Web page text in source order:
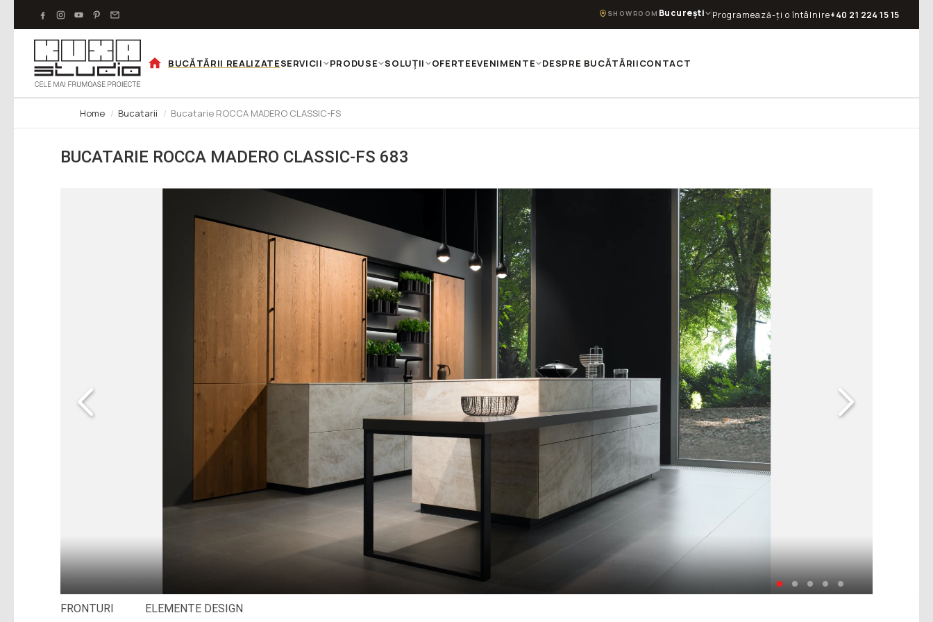
SHOWROOM București Programează-ți o întâlnire+40 21 224 15 15
BUCĂTĂRII REALIZATESERVICII PRODUSE SOLUȚII OFERTEEVENIMENTE DESPRE BUCĂTĂRIICONTACT
Home Bucatarii Bucatarie ROCCA MADERO CLASSIC-FS
BUCATARIE ROCCA MADERO CLASSIC-FS 683
FRONTURI ELEMENTE DESIGN